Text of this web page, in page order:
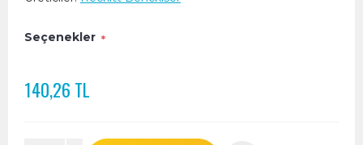
Seçenekler *
140,26 TL